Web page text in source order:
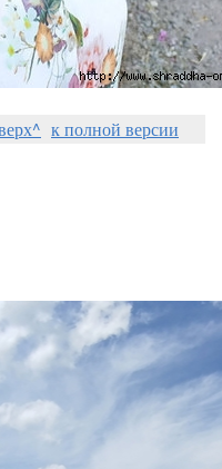
к полной версии